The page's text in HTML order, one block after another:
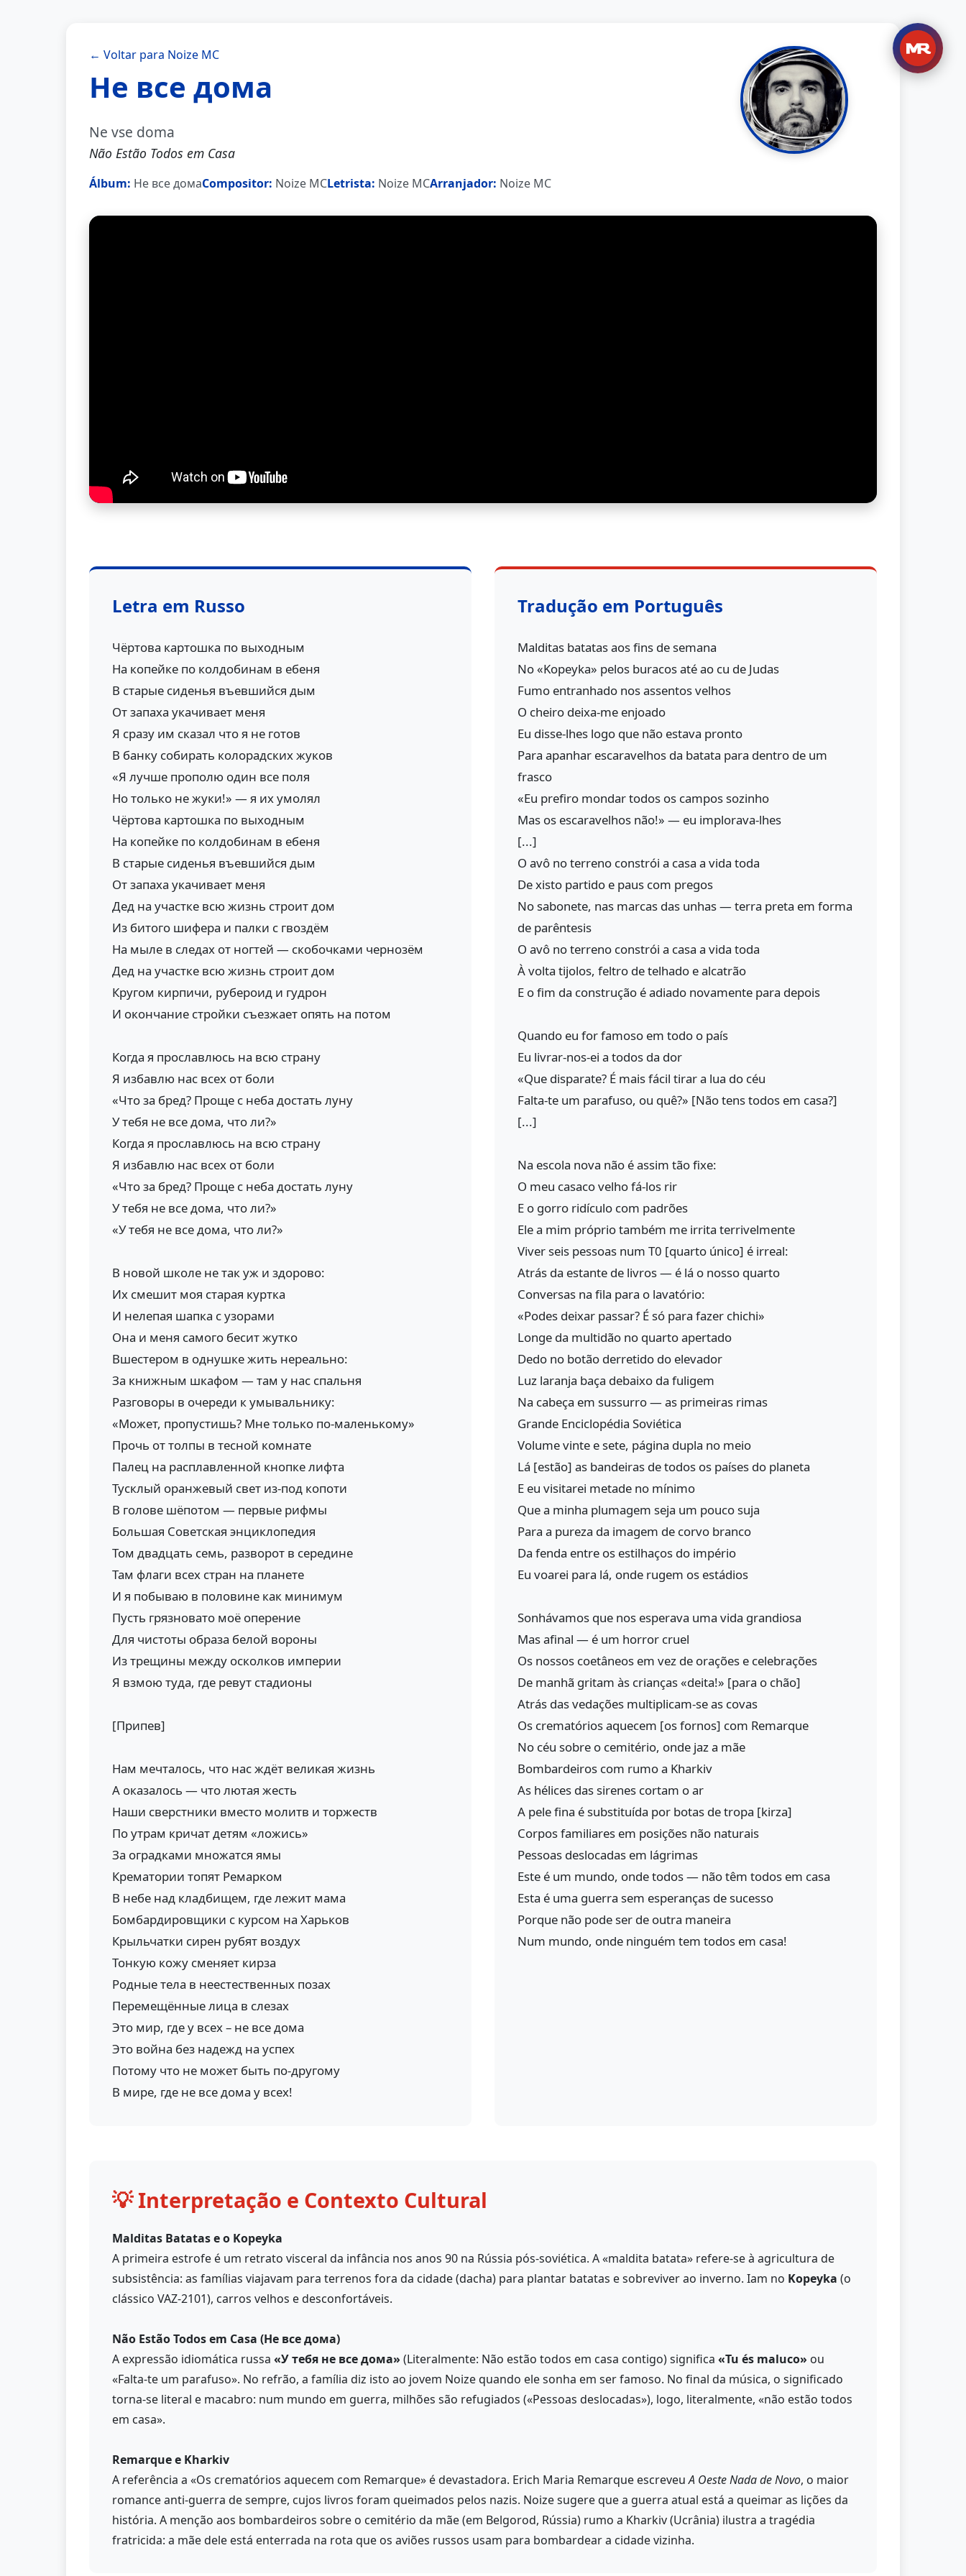
← Voltar para Noize MC
Не все дома
Ne vse doma
Não Estão Todos em Casa
Álbum: Не все домаCompositor: Noize MCLetrista: Noize MCArranjador: Noize MC
Letra em Russo
Чёртова картошка по выходным
На копейке по колдобинам в ебеня
В старые сиденья въевшийся дым
От запаха укачивает меня
Я сразу им сказал что я не готов
В банку собирать колорадских жуков
«Я лучше прополю один все поля
Но только не жуки!» — я их умолял
Чёртова картошка по выходным
На копейке по колдобинам в ебеня
В старые сиденья въевшийся дым
От запаха укачивает меня
Дед на участке всю жизнь строит дом
Из битого шифера и палки с гвоздём
На мыле в следах от ногтей — скобочками чернозём
Дед на участке всю жизнь строит дом
Кругом кирпичи, рубероид и гудрон
И окончание стройки съезжает опять на потом
Когда я прославлюсь на всю страну
Я избавлю нас всех от боли
«Что за бред? Проще с неба достать луну
У тебя не все дома, что ли?»
Когда я прославлюсь на всю страну
Я избавлю нас всех от боли
«Что за бред? Проще с неба достать луну
У тебя не все дома, что ли?»
«У тебя не все дома, что ли?»
В новой школе не так уж и здорово:
Их смешит моя старая куртка
И нелепая шапка с узорами
Она и меня самого бесит жутко
Вшестером в однушке жить нереально:
За книжным шкафом — там у нас спальня
Разговоры в очереди к умывальнику:
«Может, пропустишь? Мне только по-маленькому»
Прочь от толпы в тесной комнате
Палец на расплавленной кнопке лифта
Тусклый оранжевый свет из-под копоти
В голове шёпотом — первые рифмы
Большая Советская энциклопедия
Том двадцать семь, разворот в середине
Там флаги всех стран на планете
И я побываю в половине как минимум
Пусть грязновато моё оперение
Для чистоты образа белой вороны
Из трещины между осколков империи
Я взмою туда, где ревут стадионы
[Припев]
Нам мечталось, что нас ждёт великая жизнь
А оказалось — что лютая жесть
Наши сверстники вместо молитв и торжеств
По утрам кричат детям «ложись»
За оградками множатся ямы
Крематории топят Ремарком
В небе над кладбищем, где лежит мама
Бомбардировщики с курсом на Харьков
Крыльчатки сирен рубят воздух
Тонкую кожу сменяет кирза
Родные тела в неестественных позах
Перемещённые лица в слезах
Это мир, где у всех – не все дома
Это война без надежд на успех
Потому что не может быть по-другому
В мире, где не все дома у всех!
Tradução em Português
Malditas batatas aos fins de semana
No «Kopeyka» pelos buracos até ao cu de Judas
Fumo entranhado nos assentos velhos
O cheiro deixa-me enjoado
Eu disse-lhes logo que não estava pronto
Para apanhar escaravelhos da batata para dentro de um
frasco
«Eu prefiro mondar todos os campos sozinho
Mas os escaravelhos não!» — eu implorava-lhes
[...]
O avô no terreno constrói a casa a vida toda
De xisto partido e paus com pregos
No sabonete, nas marcas das unhas — terra preta em forma
de parêntesis
O avô no terreno constrói a casa a vida toda
À volta tijolos, feltro de telhado e alcatrão
E o fim da construção é adiado novamente para depois
Quando eu for famoso em todo o país
Eu livrar-nos-ei a todos da dor
«Que disparate? É mais fácil tirar a lua do céu
Falta-te um parafuso, ou quê?» [Não tens todos em casa?]
[...]
Na escola nova não é assim tão fixe:
O meu casaco velho fá-los rir
E o gorro ridículo com padrões
Ele a mim próprio também me irrita terrivelmente
Viver seis pessoas num T0 [quarto único] é irreal:
Atrás da estante de livros — é lá o nosso quarto
Conversas na fila para o lavatório:
«Podes deixar passar? É só para fazer chichi»
Longe da multidão no quarto apertado
Dedo no botão derretido do elevador
Luz laranja baça debaixo da fuligem
Na cabeça em sussurro — as primeiras rimas
Grande Enciclopédia Soviética
Volume vinte e sete, página dupla no meio
Lá [estão] as bandeiras de todos os países do planeta
E eu visitarei metade no mínimo
Que a minha plumagem seja um pouco suja
Para a pureza da imagem de corvo branco
Da fenda entre os estilhaços do império
Eu voarei para lá, onde rugem os estádios
Sonhávamos que nos esperava uma vida grandiosa
Mas afinal — é um horror cruel
Os nossos coetâneos em vez de orações e celebrações
De manhã gritam às crianças «deita!» [para o chão]
Atrás das vedações multiplicam-se as covas
Os crematórios aquecem [os fornos] com Remarque
No céu sobre o cemitério, onde jaz a mãe
Bombardeiros com rumo a Kharkiv
As hélices das sirenes cortam o ar
A pele fina é substituída por botas de tropa [kirza]
Corpos familiares em posições não naturais
Pessoas deslocadas em lágrimas
Este é um mundo, onde todos — não têm todos em casa
Esta é uma guerra sem esperanças de sucesso
Porque não pode ser de outra maneira
Num mundo, onde ninguém tem todos em casa!
💡 Interpretação e Contexto Cultural
Malditas Batatas e o Kopeyka
A primeira estrofe é um retrato visceral da infância nos anos 90 na Rússia pós-soviética. A «maldita batata» refere-se à agricultura de
subsistência: as famílias viajavam para terrenos fora da cidade (dacha) para plantar batatas e sobreviver ao inverno. Iam no Kopeyka (o
clássico VAZ-2101), carros velhos e desconfortáveis.
Não Estão Todos em Casa (Не все дома)
A expressão idiomática russa «У тебя не все дома» (Literalmente: Não estão todos em casa contigo) significa «Tu és maluco» ou
«Falta-te um parafuso». No refrão, a família diz isto ao jovem Noize quando ele sonha em ser famoso. No final da música, o significado
torna-se literal e macabro: num mundo em guerra, milhões são refugiados («Pessoas deslocadas»), logo, literalmente, «não estão todos
em casa».
Remarque e Kharkiv
A referência a «Os crematórios aquecem com Remarque» é devastadora. Erich Maria Remarque escreveuA Oeste Nada de Novo, o maior
romance anti-guerra de sempre, cujos livros foram queimados pelos nazis. Noize sugere que a guerra atual está a queimar as lições da
história. A menção aos bombardeiros sobre o cemitério da mãe (em Belgorod, Rússia) rumo a Kharkiv (Ucrânia) ilustra a tragédia
fratricida: a mãe dele está enterrada na rota que os aviões russos usam para bombardear a cidade vizinha.